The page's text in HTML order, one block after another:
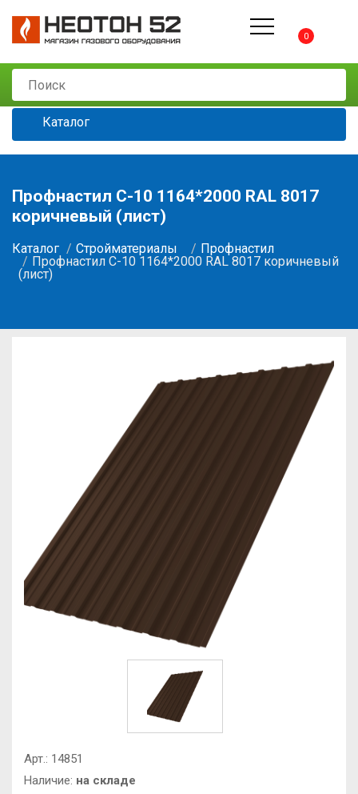
0
Каталог
Профнастил С-10 1164*2000 RAL 8017
коричневый (лист)
Каталог Стройматериалы
Профнастил
Профнастил С-10 1164*2000 RAL 8017 коричневый
(лист)
Арт.: 14851
Наличие: на складе